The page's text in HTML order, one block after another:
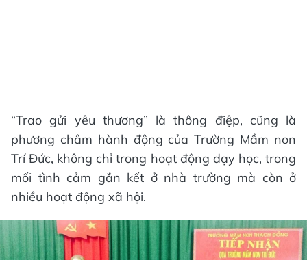
“Trao gửi yêu thương” là thông điệp, cũng là
phương châm hành động của Trường Mầm non
Trí Đức, không chỉ trong hoạt động dạy học, trong
mối tình cảm gắn kết ở nhà trường mà còn ở
nhiều hoạt động xã hội.